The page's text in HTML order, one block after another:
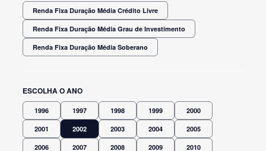
Renda Fixa Duração Média Crédito Livre
Renda Fixa Duração Média Grau de Investimento
Renda Fixa Duração Média Soberano
ESCOLHA O ANO
1996 1997 1998 1999 2000
2001 2002 2003 2004 2005
2006 2007 2008 2009 2010